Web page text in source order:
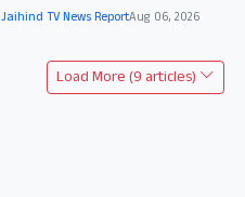
Jaihind TV News ReportAug 06, 2026
Load More (9 articles)